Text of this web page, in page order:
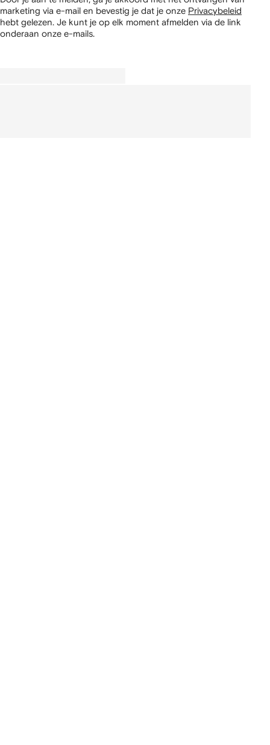
marketing via e-mail en bevestig je dat je onze Privacybeleid
hebt gelezen. Je kunt je op elk moment afmelden via de link
onderaan onze e-mails.